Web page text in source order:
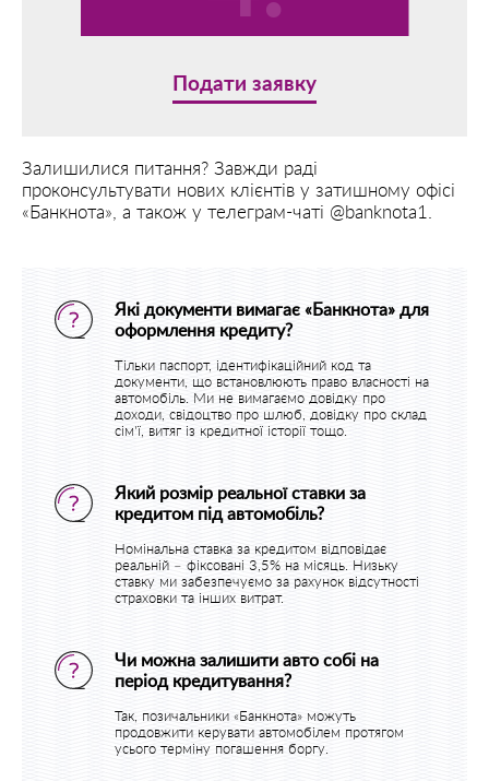
Подати заявку
Залишилися питання? Завжди раді
проконсультувати нових клієнтів у затишному офісі
«Банкнота», а також у телеграм-чаті @banknota1.
Які документи вимагає «Банкнота» для
оформлення кредиту?
Тільки паспорт, ідентифікаційний код та
документи, що встановлюють право власності на
автомобіль. Ми не вимагаємо довідку про
доходи, свідоцтво про шлюб, довідку про склад
сім'ї, витяг із кредитної історії тощо.
Який розмір реальної ставки за
кредитом під автомобіль?
Номінальна ставка за кредитом відповідає
реальній – фіксовані 3,5% на місяць. Низьку
ставку ми забезпечуємо за рахунок відсутності
страховки та інших витрат.
Чи можна залишити авто собі на
період кредитування?
Так, позичальники «Банкнота» можуть
продовжити керувати автомобілем протягом
усього терміну погашення боргу.